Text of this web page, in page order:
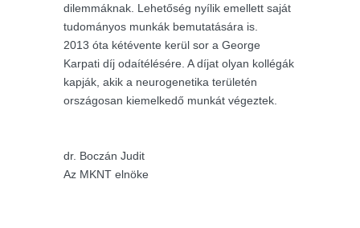
dilemmáknak. Lehetőség nyílik emellett saját
tudományos munkák bemutatására is.
2013 óta kétévente kerül sor a George
Karpati díj odaítélésére. A díjat olyan kollégák
kapják, akik a neurogenetika területén
országosan kiemelkedő munkát végeztek.
dr. Boczán Judit
Az MKNT elnöke